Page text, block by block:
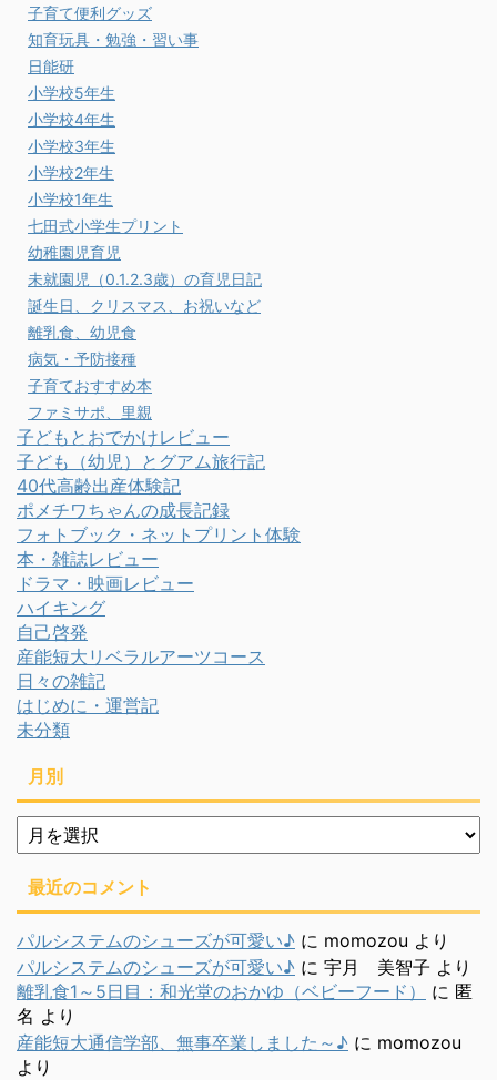
子育て便利グッズ
知育玩具・勉強・習い事
日能研
小学校5年生
小学校4年生
小学校3年生
小学校2年生
小学校1年生
七田式小学生プリント
幼稚園児育児
未就園児（0.1.2.3歳）の育児日記
誕生日、クリスマス、お祝いなど
離乳食、幼児食
病気・予防接種
子育ておすすめ本
ファミサポ、里親
子どもとおでかけレビュー
子ども（幼児）とグアム旅行記
40代高齢出産体験記
ポメチワちゃんの成長記録
フォトブック・ネットプリント体験
本・雑誌レビュー
ドラマ・映画レビュー
ハイキング
自己啓発
産能短大リベラルアーツコース
日々の雑記
はじめに・運営記
未分類
月別
月
別
最近のコメント
パルシステムのシューズが可愛い♪ に momozou より
パルシステムのシューズが可愛い♪ に 宇月 美智子 より
離乳食1～5日目：和光堂のおかゆ（ベビーフード）
に 匿
名 より
産能短大通信学部、無事卒業しました～♪ に momozou
より